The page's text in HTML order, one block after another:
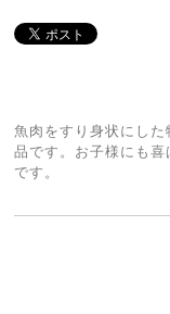
魚肉をすり身状にし
品です。お子様にも
です。